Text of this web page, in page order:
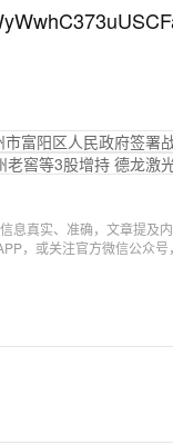
富阳区人民政府签署
窖等3股增持 德龙激
息真实、准确，文章提及
，或关注官方微信公众